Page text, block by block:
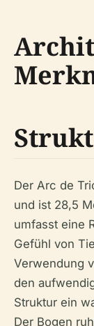
Der Arc de
und ist 28,5
umfasst eine
Gefühl von
Verwendung
den
Struktur ein
Der Bogen